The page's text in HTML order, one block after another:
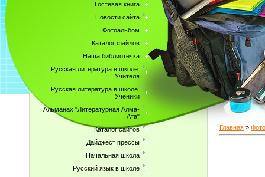
Гостевая книга
Новости сайта
Фотоальбом
Каталог файлов
Наша библиотечка
Русская литература в школе.
Учителя
Русская литература в школе.
Ученики
Альманах "Литературная Алма-
Ата"
Каталог сайтов
Дайджест прессы
Начальная школа
Русский язык в школе
Главная »